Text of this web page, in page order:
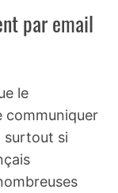
par email
le
communiquer
surtout si